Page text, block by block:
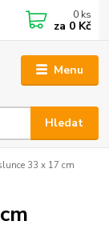
Menu
Hledat
0 ks
za 0 Kč
33 x 17 cm